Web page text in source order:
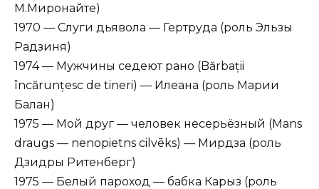
М.Миронайте)
1970 — Слуги дьявола — Гертруда (роль Эльзы
Радзиня)
1974 — Мужчины седеют рано (Bărbații
încărunțesc de tineri) — Илеана (роль Марии
Балан)
1975 — Мой друг — человек несерьёзный (Mans
draugs — nenopietns cilvēks) — Мирдза (роль
Дзидры Ритенберг)
1975 — Белый пароход — бабка Карыз (роль